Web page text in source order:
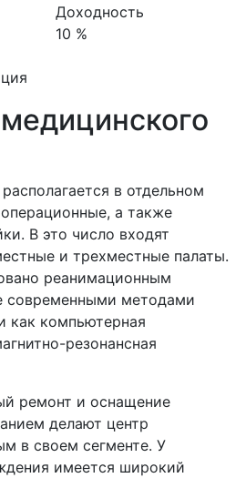
Доходность
10 %
в отдельном
а также
В это число входят
и трехместные палаты.
реанимационным
современными методами
как компьютерная
резонансная
ремонт и оснащение
делают центр
в своем сегменте. У
имеется широкий